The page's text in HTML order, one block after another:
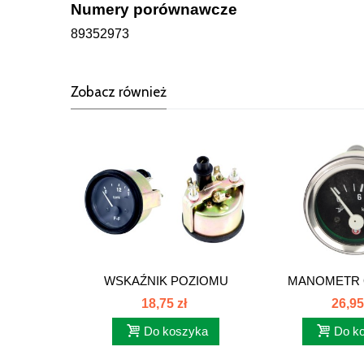
Numery porównawcze
89352973
Zobacz również
WSKAŹNIK POZIOMU
PALIWA...
18,75 zł
Do koszyka
MANOMETR
26,95
Do